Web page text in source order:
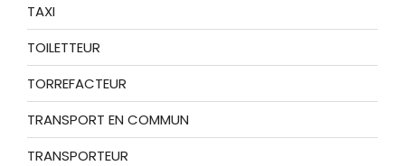
TAXI
TOILETTEUR
TORREFACTEUR
TRANSPORT EN COMMUN
TRANSPORTEUR